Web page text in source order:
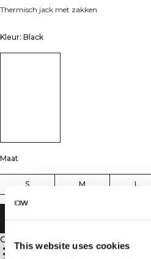
This website uses cookies
Thermisch jack met zakken
Kleur: Black
Maat
S M L
AAN
Omschrijving
91% polyester, 9% elastaan